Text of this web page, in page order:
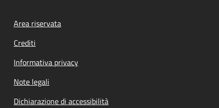
Footer menu
Area riservata
Crediti
Informativa privacy
Note legali
Dichiarazione di accessibilità